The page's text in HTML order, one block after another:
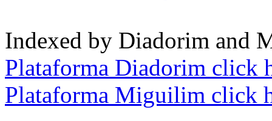
Indexed by Diadorim and
Plataforma Diadorim click
Plataforma Miguilim click